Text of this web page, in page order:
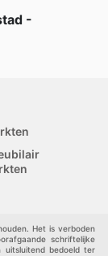
-
Het is verboden
schriftelijke
uitsluitend bedoeld ter